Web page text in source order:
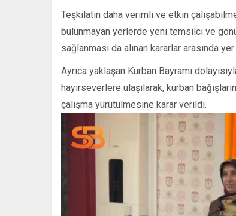
Teşkilatın daha verimli ve etkin
bulunmayan yerlerde yeni temsilci ve
sağlanması da alınan kararlar arasında yer
Ayrıca yaklaşan Kurban Bayramı
hayırseverlere ulaşılarak, kurban
çalışma yürütülmesine karar verildi.